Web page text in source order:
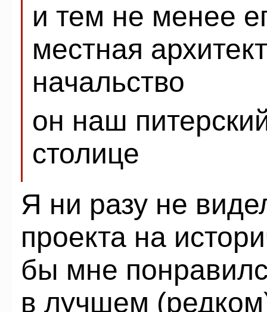
и тем не менее
местная
начальство
он наш
столице
Я ни разу не
проекта на
бы мне
в лучшем